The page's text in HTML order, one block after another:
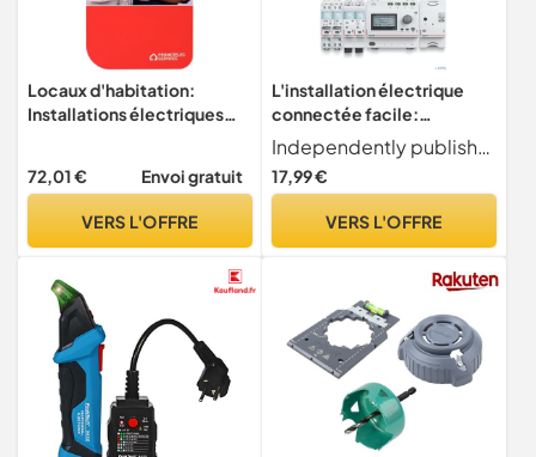
Locaux d'habitation:
Installations électriques
72,01 €
Envoi gratuit
VERS L'OFFRE
L'installation électrique
connectée facile:
Solutions et schémas
pratiques
Independently published
17,99 €
VERS L'OFFRE